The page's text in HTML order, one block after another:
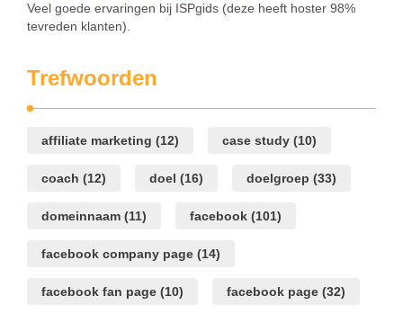
Veel goede ervaringen bij ISPgids (deze heeft hoster 98%
tevreden klanten).
Trefwoorden
affiliate marketing (12) case study (10)
coach (12) doel (16) doelgroep (33)
domeinnaam (11) facebook (101)
facebook company page (14)
facebook fan page (10) facebook page (32)